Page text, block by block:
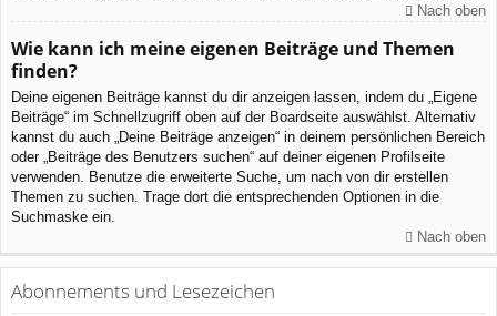
Nach oben
Wie kann ich meine eigenen Beiträge und Themen
finden?
Deine eigenen Beiträge kannst du dir anzeigen lassen, indem du „Eigene
Beiträge“ im Schnellzugriff oben auf der Boardseite auswählst. Alternativ
kannst du auch „Deine Beiträge anzeigen“ in deinem persönlichen Bereich
oder „Beiträge des Benutzers suchen“ auf deiner eigenen Profilseite
verwenden. Benutze die erweiterte Suche, um nach von dir erstellen
Themen zu suchen. Trage dort die entsprechenden Optionen in die
Suchmaske ein.
Nach oben
Abonnements und Lesezeichen